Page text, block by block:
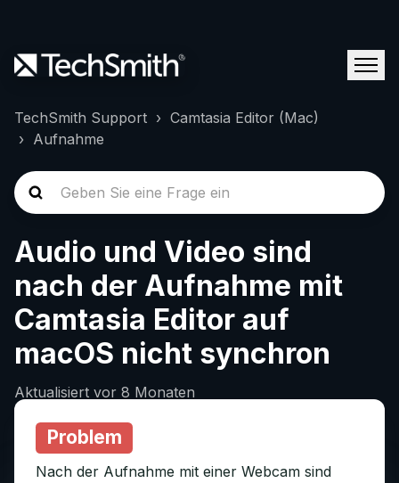
TechSmith Support
Camtasia Editor (Mac)
Aufnahme
Audio und Video sind
nach der Aufnahme mit
Camtasia Editor auf
macOS nicht synchron
Aktualisiert vor 8 Monaten
Problem
Nach der Aufnahme mit einer Webcam sind